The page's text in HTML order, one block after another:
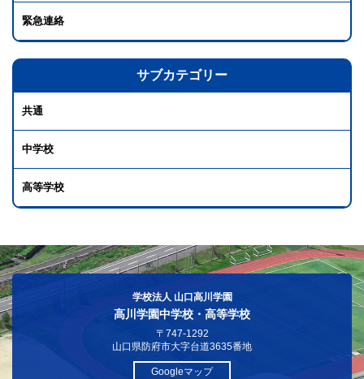
緊急連絡
サブカテゴリー
共通
中学校
高等学校
学校法人 山口高川学園
高川学園中学校・高等学校
〒747-1292
山口県防府市大字台道3635番地
Googleマップ